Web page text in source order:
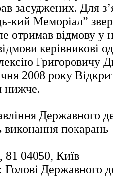
засуджених. Для
кий Меморіал”
отримав відмову у
керівникові
Григоровичу
2008 року
нижче.
Державного
виконання покарань
81 04050, Київ
Голові Державного